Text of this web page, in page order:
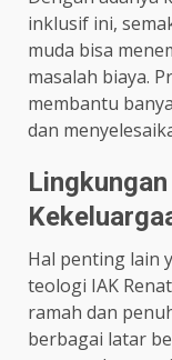
inklusif ini,
muda bisa
masalah biaya.
membantu
dan
Hal penting lain
teologi IAK
ramah dan
berbagai latar